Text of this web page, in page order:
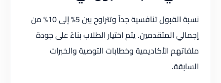
نسبة القبول تنافسية جداً وتتراوح بين 5% إلى 10% من
إجمالي المتقدمين. يتم اختيار الطلاب بناءً على جودة
ملفاتهم الأكاديمية وخطابات التوصية والخبرات
السابقة.